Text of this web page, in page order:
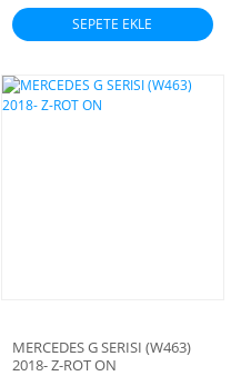
SEPETE EKLE
MERCEDES G SERISI (W463)
2018- Z-ROT ON